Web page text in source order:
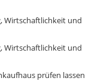
Wirtschaftlichkeit und
Wirtschaftlichkeit und
prüfen lassen